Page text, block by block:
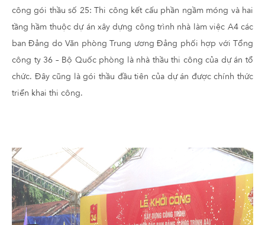
công gói thầu số 25: Thi công kết cấu phần ngầm móng và hai
tầng hầm thuộc dự án xây dựng công trình nhà làm việc A4 các
ban Đảng do Văn phòng Trung ương Đảng phối hợp với Tổng
công ty 36 – Bộ Quốc phòng là nhà thầu thi công của dự án tổ
chức. Đây cũng là gói thầu đầu tiên của dự án được chính thức
triển khai thi công.